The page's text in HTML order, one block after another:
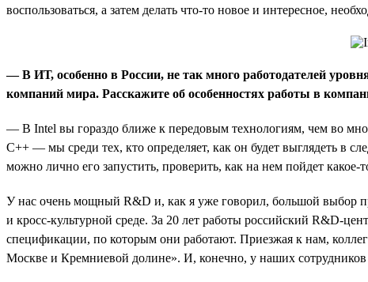
воспользоваться, а затем делать что-то новое и интересное,
— В ИТ, особенно в России, не так много работодателей
компаний мира. Расскажите об особенностях работы в
— В Intel вы гораздо ближе к передовым технологиям, чем во
С++ — мы среди тех, кто определяет, как он будет выглядеть в
можно лично его запустить, проверить, как на нем пойдет какое-
У нас очень мощный R&D и, как я уже говорил, большой выбор
и кросс-культурной среде. За 20 лет работы российский R&D-
спецификации, по которым они работают. Приезжая к нам,
Москве и Кремниевой долине». И, конечно, у наших сотрудников